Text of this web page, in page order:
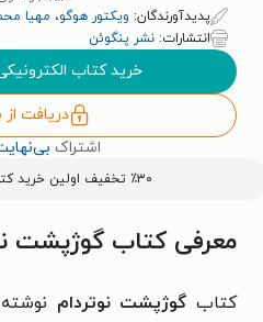
پدیدآورندگان: ویکتور هوگو، مهیا
انتشارات: نشر پنگوئن
خرید کتاب
دریافت
اشتراک
٪۳۰ تخفیف اولین خرید کتاب با کد
معرفی کتاب گوژپشت
کتاب گوژپشت نوتردام نوشته